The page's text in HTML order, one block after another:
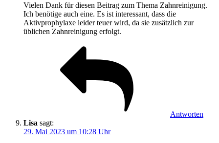
Vielen Dank für diesen Beitrag zum Thema Zahnreinigung.
Ich benötige auch eine. Es ist interessant, dass die
Aktivprophylaxe leider teuer wird, da sie zusätzlich zur
üblichen Zahnreinigung erfolgt.
Antworten
Lisa sagt:
29. Mai 2023 um 10:28 Uhr